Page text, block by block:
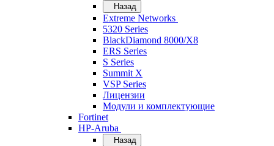
Назад
Extreme Networks
5320 Series
BlackDiamond 8000/X8
ERS Series
S Series
Summit X
VSP Series
Лицензии
Модули и комплектующие
Fortinet
HP-Aruba
Назад